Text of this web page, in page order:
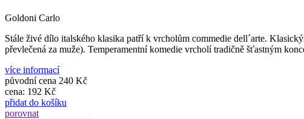
Goldoni Carlo
Stále živé dílo italského klasika patří k vrcholům commedie dell´arte.
převlečená za muže). Temperamentní komedie vrcholí tradičně šťastným
více informací
původní cena 240 Kč
cena: 192 Kč
přidat do košíku
porovnat